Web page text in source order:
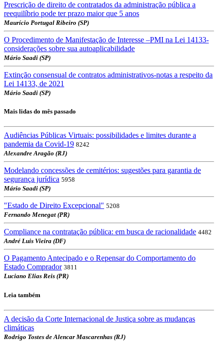
Prescrição de direito de contratados da administração pública a
reequilíbrio pode ter prazo maior que 5 anos
Maurício Portugal Ribeiro (SP)
O Procedimento de Manifestação de Interesse –PMI na Lei 14133-
considerações sobre sua autoaplicabilidade
Mário Saadi (SP)
Extinção consensual de contratos administrativos-notas a respeito da
Lei 14133, de 2021
Mário Saadi (SP)
Mais lidas do mês passado
Audiências Públicas Virtuais: possibilidades e limites durante a
pandemia da Covid-19 8242
Alexandre Aragão (RJ)
Modelando concessões de cemitérios: sugestões para garantia de
segurança jurídica 5958
Mário Saadi (SP)
"Estado de Direito Excepcional" 5208
Fernando Menegat (PR)
Compliance na contratação pública: em busca de racionalidade 4482
André Luis Vieira (DF)
O Pagamento Antecipado e o Repensar do Comportamento do
Estado Comprador 3811
Luciano Elias Reis (PR)
Leia também
A decisão da Corte Internacional de Justiça sobre as mudanças
climáticas
Rodrigo Tostes de Alencar Mascarenhas (RJ)